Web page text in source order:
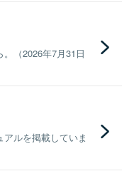
（2026年7月31日
ルを掲載していま